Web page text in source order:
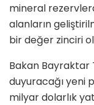
mineral
alanların
bir değer zinciri
Bakan Bayraktar
duyuracağı yeni
milyar dolarlık